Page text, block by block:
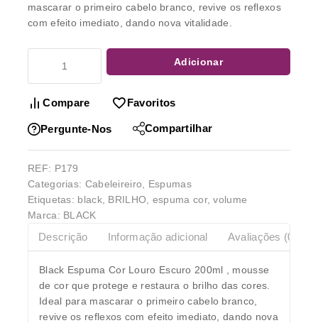
mascarar o primeiro cabelo branco, revive os reflexos
com efeito imediato, dando nova vitalidade.
Adicionar
Compare Favoritos
Pergunte-Nos Compartilhar
REF: P179
Categorias: Cabeleireiro
Espumas
Etiquetas: black, BRILHO espuma cor,volume
Marca: BLACK
Descrição Informação adicional Avaliações (0)
Black Espuma Cor Louro Escuro 200ml , mousse
de cor que protege e restaura o brilho das cores.
Ideal para mascarar o primeiro cabelo branco,
revive os reflexos com efeito imediato, dando nova